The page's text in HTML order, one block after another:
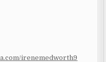
irenemedworth9